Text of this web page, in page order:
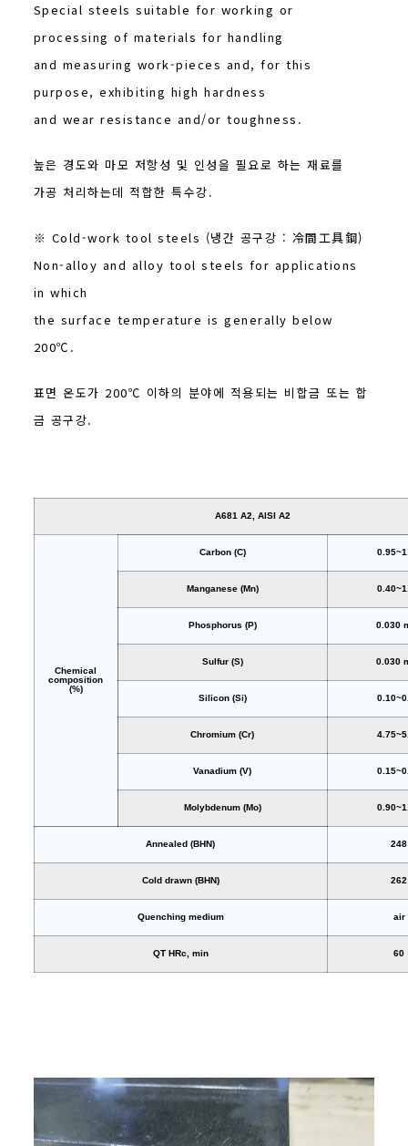
Special steels suitable for working or
processing of materials for handling
and measuring work-pieces and, for this
purpose, exhibiting high hardness
and wear resistance and/or toughness.
높은 경도와 마모 저항성 및 인성을 필요로 하는 재료를
가공 처리하는데 적합한 특수강.
※ Cold-work tool steels (냉간 공구강 : 冷間工具鋼)
Non-alloy and alloy tool steels for applications
in which
the surface temperature is generally below
200℃.
표면 온도가 200℃ 이하의 분야에 적용되는 비합금 또는 합
금 공구강.
A681 A2, AISI A2
Chemical
composition
(%)
Carbon (C)
Manganese (Mn)
Phosphorus (P) 0.030
Sulfur (S) 0.030
Silicon (Si)
Chromium (Cr)
Vanadium (V)
Molybdenum (Mo)
Annealed (BHN) 248
Cold drawn (BHN) 262
Quenching medium air
QT HRc, min 60